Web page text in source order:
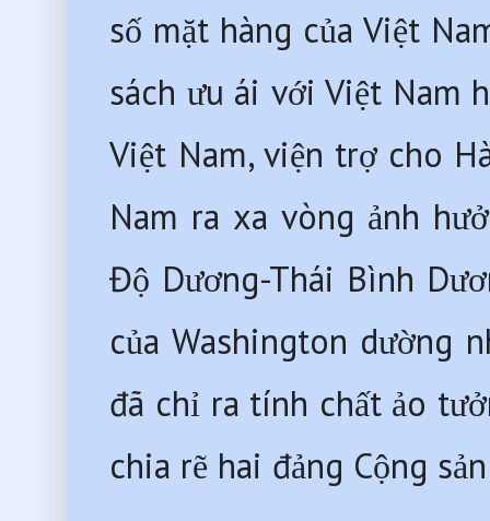
số mặt hàng của Việt
sách ưu ái với Việt Nam
Việt Nam, viện trợ cho
Nam ra xa vòng ảnh
Độ Dương-Thái Bình
của Washington dường
đã chỉ ra tính chất ảo
chia rẽ hai đảng Cộng